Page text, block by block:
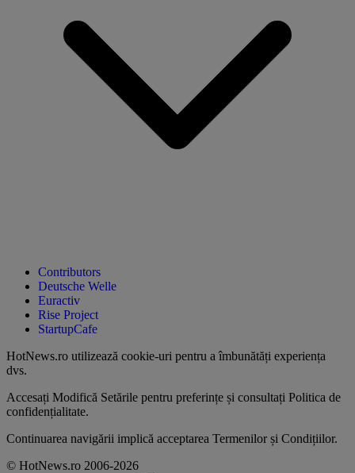
Contributors
Deutsche Welle
Euractiv
Rise Project
StartupCafe
HotNews.ro utilizează cookie-uri pentru a îmbunătăți experiența
dvs.
Accesați Modifică Setările pentru preferințe și consultați Politica de
confidențialitate.
Continuarea navigării implică acceptarea Termenilor și Condițiilor.
© HotNews.ro 2006-2026